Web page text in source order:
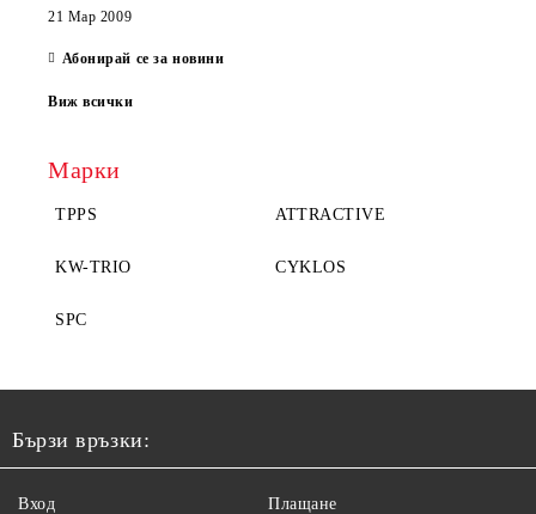
21 Мар 2009
Абонирай се за новини
Виж всички
Марки
TPPS ATTRACTIVE
KW-TRIO CYKLOS
SPC
Бързи връзки:
Вход Плащане